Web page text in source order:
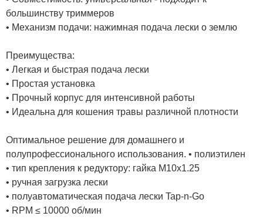
большинству триммеров
• Механизм подачи: нажимная подача лески о землю
Преимущества:
• Легкая и быстрая подача лески
• Простая установка
• Прочный корпус для интенсивной работы
• Идеальна для кошения травы различной плотности
Оптимальное решение для домашнего и
полупрофессионального использования. • полиэтилен
• тип крепления к редуктору: гайка M10x1.25
• ручная загрузка лески
• полуавтоматическая подача лески Tap-n-Go
• RPM ≤ 10000 об/мин